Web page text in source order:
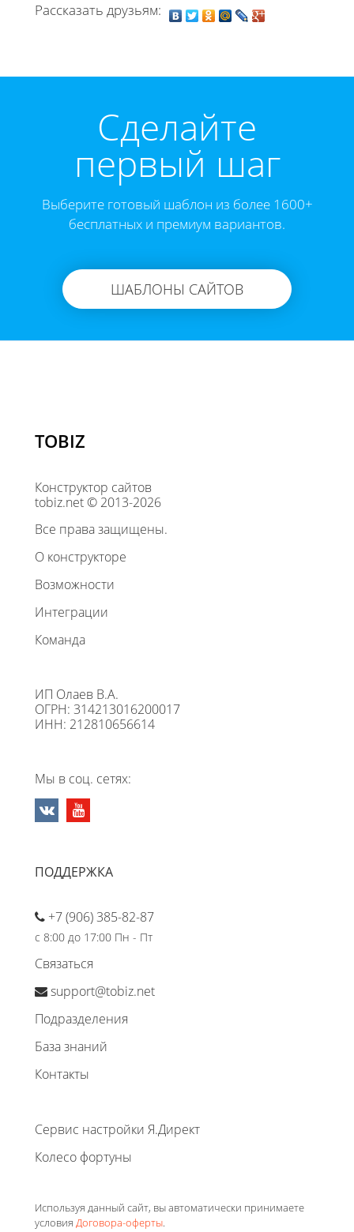
Рассказать друзьям:
Cделайте
первый шаг
Выберите готовый шаблон из более 1600+
бесплатных и премиум вариантов.
ШАБЛОНЫ САЙТОВ
TOBIZ
Конструктор сайтов
tobiz.net © 2013-2026
Все права защищены.
О конструкторе
Возможности
Интеграции
Команда
ИП Олаев В.А.
ОГРН: 314213016200017
ИНН: 212810656614
Мы в соц. сетях:
ПОДДЕРЖКА
+7 (906) 385-82-87
с 8:00 до 17:00 Пн - Пт
Связаться
support@tobiz.net
Подразделения
База знаний
Контакты
Сервис настройки Я.Директ
Колесо фортуны
Используя данный сайт, вы автоматически принимаете
условия Договора-оферты.